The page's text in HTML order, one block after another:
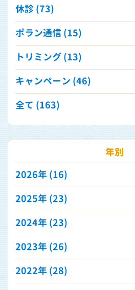
休診 (73)
ポラン通信 (15)
トリミング (13)
キャンペーン (46)
全て (163)
年別
2026年 (16)
2025年 (23)
2024年 (23)
2023年 (26)
2022年 (28)